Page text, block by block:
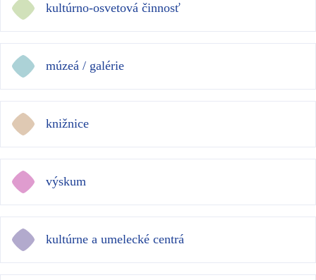
kultúrno-osvetová činnosť
múzeá / galérie
knižnice
výskum
kultúrne a umelecké centrá